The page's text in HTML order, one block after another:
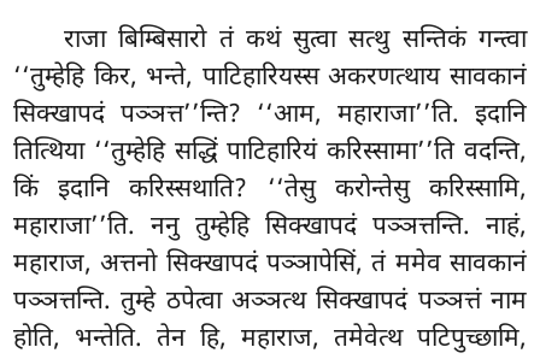
राजा बिम्बिसारो तं कथं सुत्वा सत्थु सन्तिकं गन्त्वा
‘‘तुम्हेहि किर, भन्ते, पाटिहारियस्स अकरणत्थाय सावकानं
सिक्खापदं पञ्ञत्त’’न्ति? ‘‘आम, महाराजा’’ति. इदानि
तित्थिया ‘‘तुम्हेहि सद्धिं पाटिहारियं करिस्सामा’’ति वदन्ति,
किं इदानि करिस्सथाति? ‘‘तेसु करोन्तेसु करिस्सामि,
महाराजा’’ति. ननु तुम्हेहि सिक्खापदं पञ्ञत्तन्ति. नाहं,
महाराज, अत्तनो सिक्खापदं पञ्ञापेसिं, तं ममेव सावकानं
पञ्ञत्तन्ति. तुम्हे ठपेत्वा अञ्ञत्थ सिक्खापदं पञ्ञत्तं नाम
होति, भन्तेति. तेन हि, महाराज, तमेवेत्थ पटिपुच्छामि,